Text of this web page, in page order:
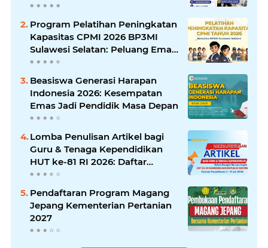
Program Pelatihan Peningkatan
Kapasitas CPMI 2026 BP3MI
Sulawesi Selatan: Peluang Emas
Menuju Pasar Kerja Global
Beasiswa Generasi Harapan
Indonesia 2026: Kesempatan
Emas Jadi Pendidik Masa Depan
Lomba Penulisan Artikel bagi
Guru & Tenaga Kependidikan
HUT ke-81 RI 2026: Daftar
Sekarang!
Pendaftaran Program Magang
Jepang Kementerian Pertanian
2027